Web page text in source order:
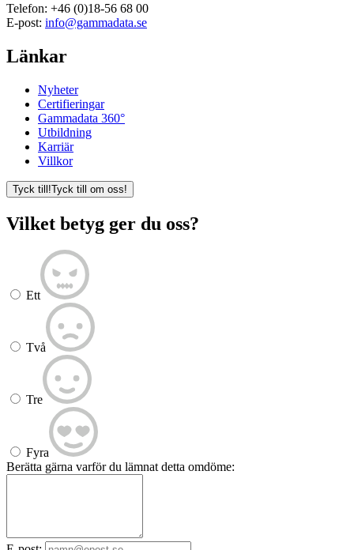
Telefon: +46 (0)18-56 68 00
E-post: info@gammadata.se
Länkar
Nyheter
Certifieringar
Gammadata 360°
Utbildning
Karriär
Villkor
Tyck till!Tyck till om oss!
Vilket betyg ger du oss?
Ett
Två
Tre
Fyra
Berätta gärna varför du lämnat detta omdöme: